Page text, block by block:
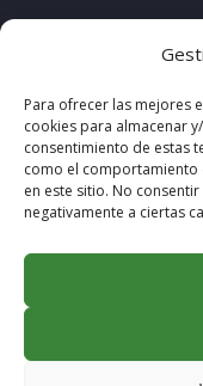
Para ofrecer las mejores
cookies para almacenar
consentimiento de estas
como el comportamiento
en este sitio. No
negativamente a ciertas
© COPYRIGHT